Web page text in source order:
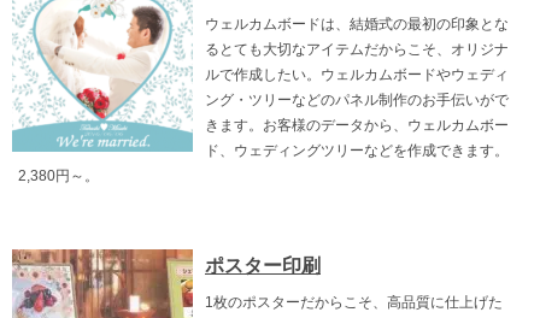
ウェルカムボードは、結婚式の最初の印象とな
るとても大切なアイテムだからこそ、オリジナ
ルで作成したい。ウェルカムボードやウェディ
ング・ツリーなどのパネル制作のお手伝いがで
きます。お客様のデータから、ウェルカムボー
ド、ウェディングツリーなどを作成できます。
2,380円～。
ポスター印刷
1枚のポスターだからこそ、高品質に仕上げた